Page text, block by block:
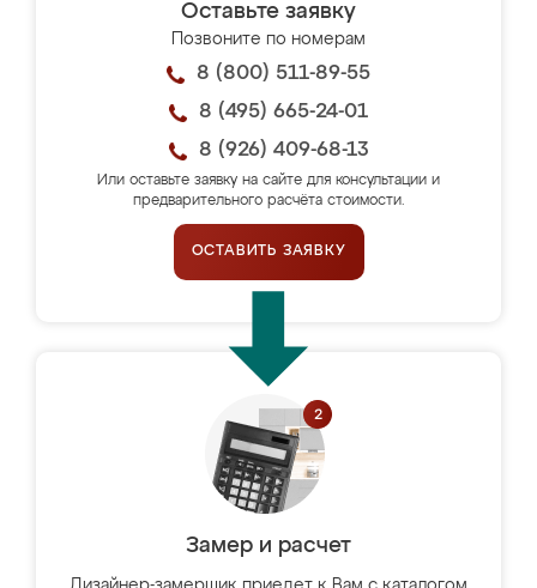
Оставьте заявку
Позвоните по номерам
8 (800) 511-89-55
8 (495) 665-24-01
8 (926) 409-68-13
Или оставьте заявку на сайте для консультации и
предварительного расчёта стоимости.
ОСТАВИТЬ ЗАЯВКУ
Замер и расчет